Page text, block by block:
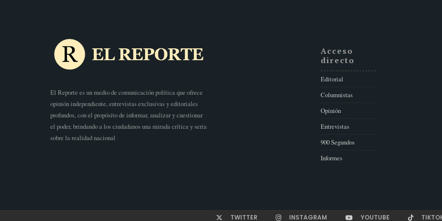
El Reporte es un medio de comunicación política que ofrece
opinión independiente, entrevistas exclusivas y editoriales
profundos, con el propósito de informar, analizar y cuestionar
el poder, brindando a los ciudadanos una mirada crítica y seria
sobre la realidad nacional
Acceso
directo
Editorial
Columnistas
Opinión
Entrevistas
900 Segundos
Informes
TWITTER INSTAGRAM YOUTUBE